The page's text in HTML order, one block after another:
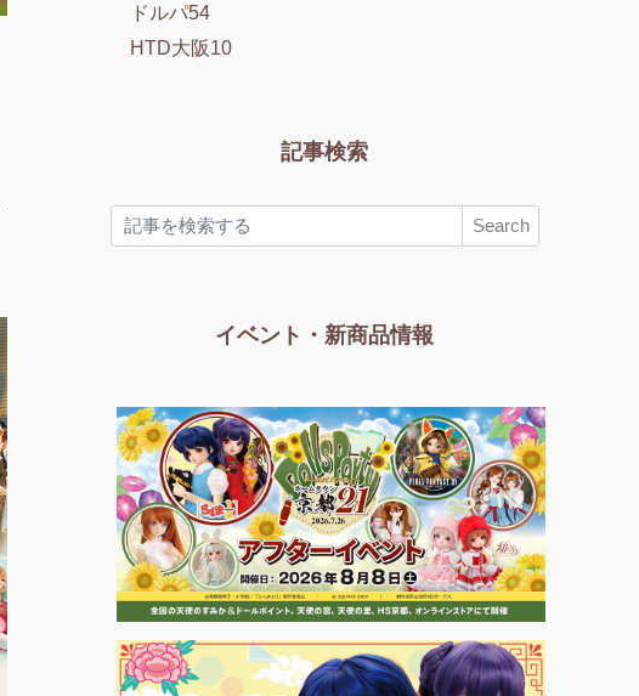
ドルパ54
HTD大阪10
記事検索
Search
イベント・新商品情報